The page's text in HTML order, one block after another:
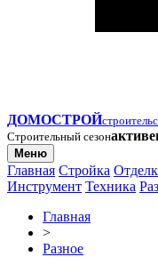
ДОМОСТРОЙ
Строительный сезон
Меню
Главная Стройка
Инструмент Техника
Главная
>
Разное